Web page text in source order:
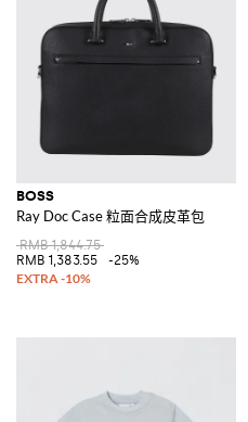
BOSS
Ray Doc Case 粒面合成皮革包
RMB 1,844.75
RMB 1,383.55
-25%